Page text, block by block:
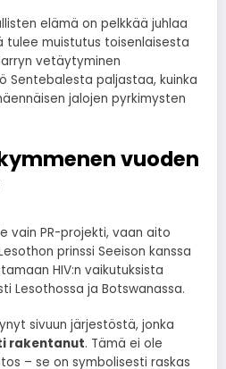
elämä on pelkkää juhlaa
tulee muistutus toisenlaisesta
vetäytyminen
Sentebalesta paljastaa, kuinka
jalojen pyrkimysten
vuoden
vain PR-projekti, vaan aito
prinssi Seeison kanssa
HIV:n vaikutuksista
Lesothossa ja Botswanassa.
sivuun järjestöstä, jonka
rakentanut. Tämä ei ole
– se on symbolisesti raskas